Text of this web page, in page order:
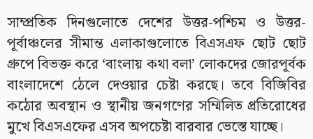
সাম্প্রতিক দিনগুলোতে দেশের উত্তর-পশ্চিম ও উত্তর-
পূর্বাঞ্চলের সীমান্ত এলাকাগুলোতে বিএসএফ ছোট ছোট
গ্রুপে বিভক্ত করে ‘বাংলায় কথা বলা’ লোকদের জোরপূর্বক
বাংলাদেশে ঠেলে দেওয়ার চেষ্টা করছে। তবে বিজিবির
কঠোর অবস্থান ও স্থানীয় জনগণের সম্মিলিত প্রতিরোধের
মুখে বিএসএফের এসব অপচেষ্টা বারবার ভেস্তে যাচ্ছে।